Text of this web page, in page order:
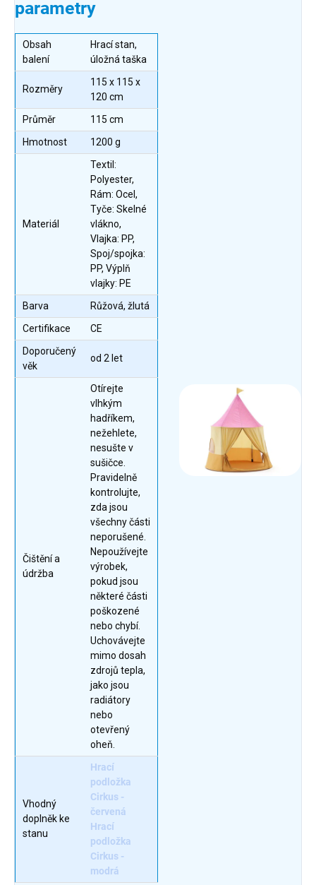
parametry
Obsah
balení
Hrací stan,
úložná taška
Rozměry
115 x 115 x
120 cm
Průměr
115 cm
Hmotnost
1200 g
Materiál
Textil:
Polyester,
Rám: Ocel,
Tyče: Skelné
vlákno,
Vlajka: PP,
Spoj/spojka:
PP, Výplň
vlajky: PE
Barva
Růžová, žlutá
Certifikace
CE
Doporučený
věk
od 2 let
Čištění a
údržba
Otírejte
vlhkým
hadříkem,
nežehlete,
nesušte v
sušičce.
Pravidelně
kontrolujte,
zda jsou
všechny části
neporušené.
Nepoužívejte
výrobek,
pokud jsou
některé části
poškozené
nebo chybí.
Uchovávejte
mimo dosah
zdrojů tepla,
jako jsou
radiátory
nebo
otevřený
oheň.
Vhodný
doplněk ke
stanu
Hrací
podložka
Cirkus -
červená
Hrací
podložka
Cirkus -
modrá